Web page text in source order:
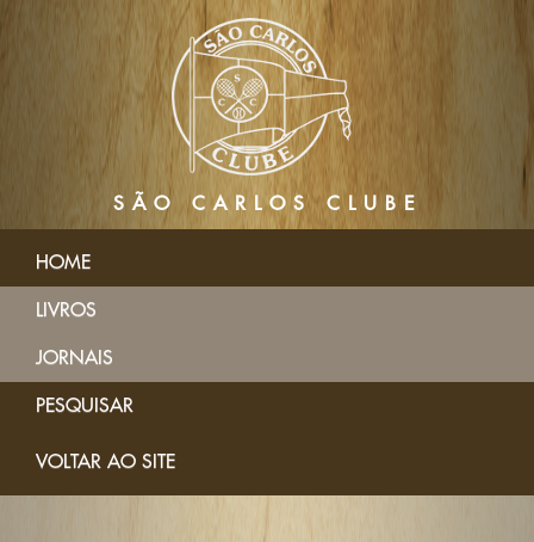
SÃO CARLOS CLUBE
HOME
LIVROS
JORNAIS
PESQUISAR
VOLTAR AO SITE